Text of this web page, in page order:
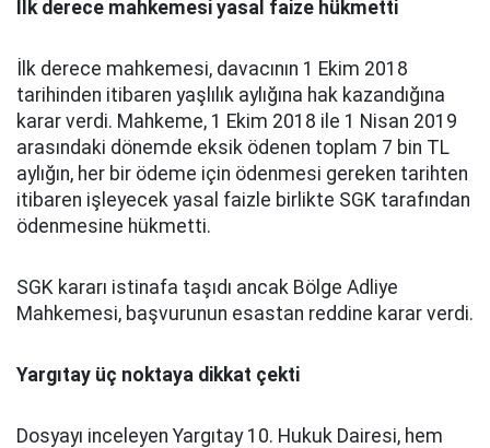
İlk derece mahkemesi yasal faize hükmetti
İlk derece mahkemesi, davacının 1 Ekim 2018
tarihinden itibaren yaşlılık aylığına hak kazandığına
karar verdi. Mahkeme, 1 Ekim 2018 ile 1 Nisan 2019
arasındaki dönemde eksik ödenen toplam 7 bin TL
aylığın, her bir ödeme için ödenmesi gereken tarihten
itibaren işleyecek yasal faizle birlikte SGK tarafından
ödenmesine hükmetti.
SGK kararı istinafa taşıdı ancak Bölge Adliye
Mahkemesi, başvurunun esastan reddine karar verdi.
Yargıtay üç noktaya dikkat çekti
Dosyayı inceleyen Yargıtay 10. Hukuk Dairesi, hem